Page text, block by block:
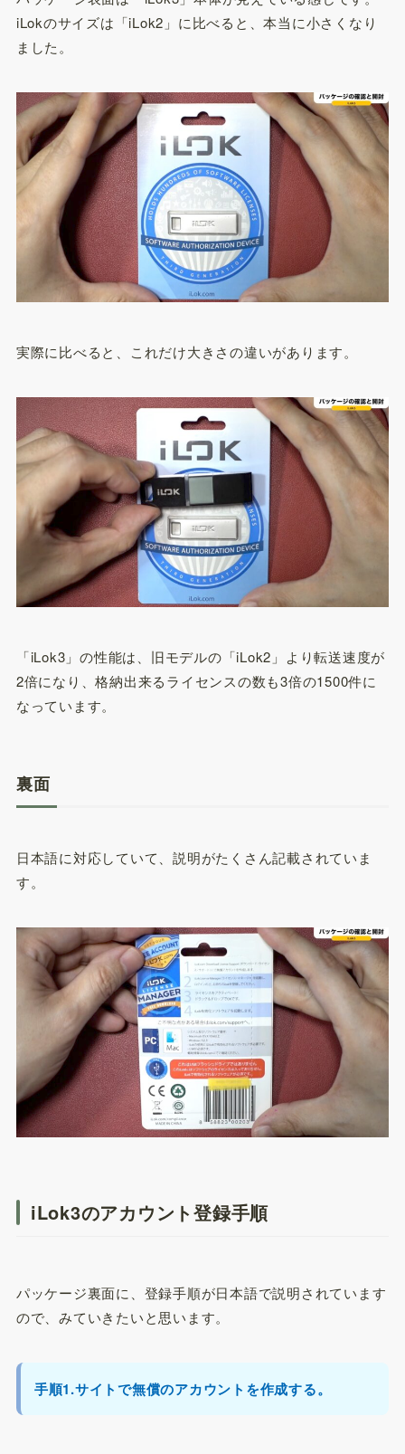
iLokのサイズは「iLok2」に比べると、本当に小さくなり
ました。
実際に比べると、これだけ大きさの違いがあります。
「iLok3」の性能は、旧モデルの「iLok2」より転送速度が
2倍になり、格納出来るライセンスの数も3倍の1500件に
なっています。
裏面
日本語に対応していて、説明がたくさん記載されていま
す。
iLok3のアカウント登録手順
パッケージ裏面に、登録手順が日本語で説明されています
ので、みていきたいと思います。
手順1.サイトで無償のアカウントを作成する。